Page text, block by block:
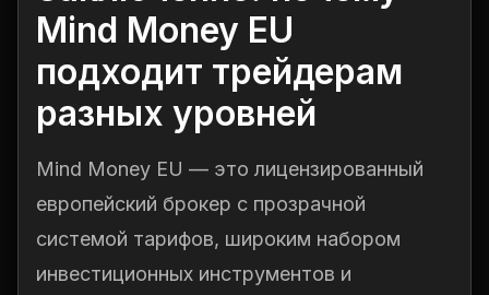
Mind Money EU
подходит трейдерам
разных уровней
Mind Money EU — это лицензированный
европейский брокер с прозрачной
системой тарифов, широким набором
инвестиционных инструментов и